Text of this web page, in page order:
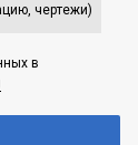
чертежи)
в